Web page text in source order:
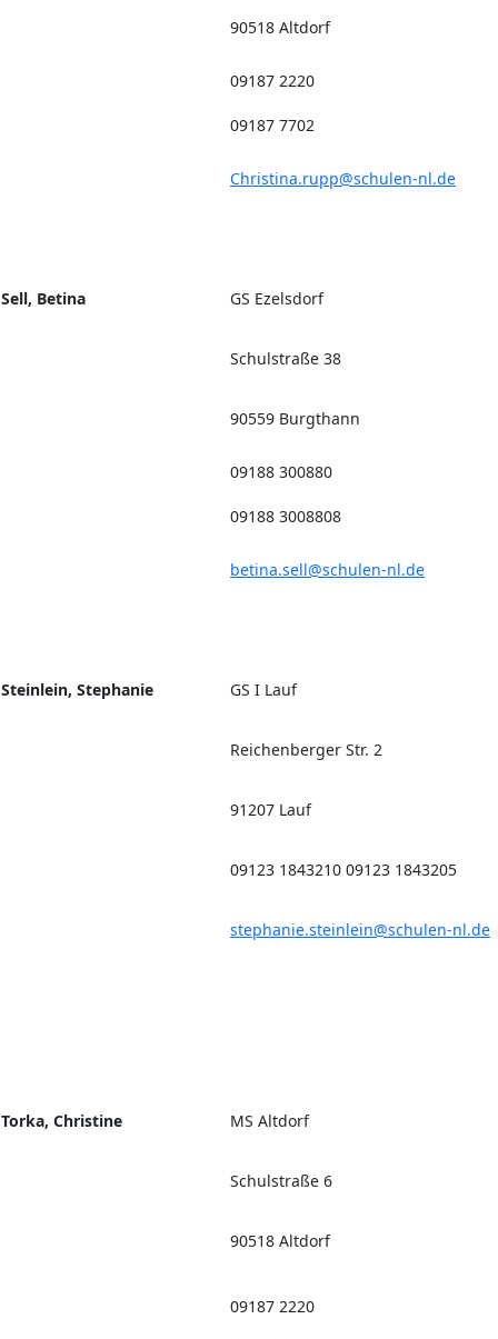
90518 Altdorf
09187 2220
09187 7702
Christina.rupp@schulen-nl.de
Sell, Betina GS Ezelsdorf
Schulstraße 38
90559 Burgthann
09188 300880
09188 3008808
betina.sell@schulen-nl.de
Steinlein, Stephanie GS I Lauf
Reichenberger Str. 2
91207 Lauf
09123 1843210 09123 1843205
stephanie.steinlein@schulen-nl.de
Torka, Christine MS Altdorf
Schulstraße 6
90518 Altdorf
09187 2220